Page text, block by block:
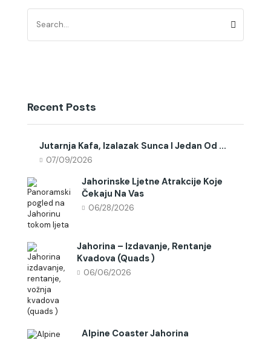
Recent Posts
Jutarnja Kafa, Izalazak Sunca I Jedan Od ...
07/09/2026
Jahorinske Ljetne Atrakcije Koje
Čekaju Na Vas
06/28/2026
Jahorina – Izdavanje, Rentanje
Kvadova (quads )
06/06/2026
Alpine Coaster Jahorina